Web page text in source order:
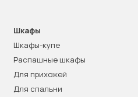
Шкафы
Шкафы-купе
Распашные шкафы
Для прихожей
Для спальни